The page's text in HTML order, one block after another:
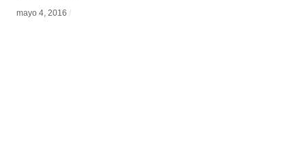
mayo 4, 2016 /
mayo 4, 2016 /